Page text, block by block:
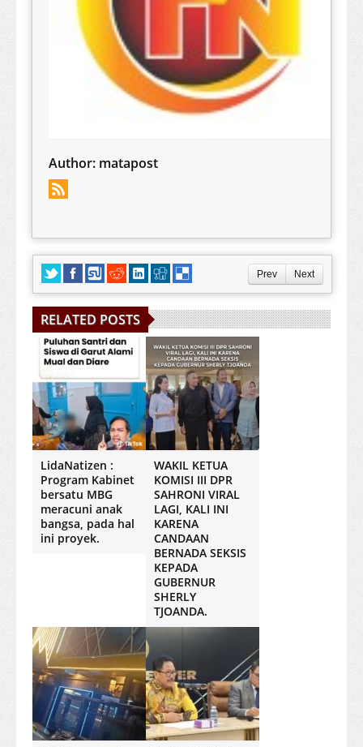
Author: matapost
Prev Next
RELATED POSTS
LidaNatizen :
Program Kabinet
bersatu MBG
meracuni anak
bangsa, pada hal
ini proyek.
WAKIL KETUA
KOMISI III DPR
SAHRONI VIRAL
LAGI, KALI INI
KARENA
CANDAAN
BERNADA SEKSIS
KEPADA
GUBERNUR
SHERLY
TJOANDA.